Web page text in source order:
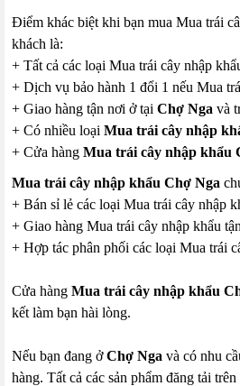
Điểm khác biệt khi bạn mua Mua trái
khách là:
+ Tất cả các loại Mua trái cây nhập
+ Dịch vụ bảo hành 1 đổi 1 nếu Mua
+ Giao hàng tận nơi ở tại Chợ Nga và
+ Có nhiều loại Mua trái cây nhập
+ Cửa hàng Mua trái cây nhập khẩu
Mua trái cây nhập khẩu Chợ Nga
+ Bán sỉ lẻ các loại Mua trái cây nhập
+ Giao hàng Mua trái cây nhập khẩu
+ Hợp tác phân phối các loại Mua trái
Cửa hàng Mua trái cây nhập khẩu
kết làm bạn hài lòng.
Nếu bạn đang ởChợ Nga và có nhu
hàng. Tất cả các sản phẩm đăng tải